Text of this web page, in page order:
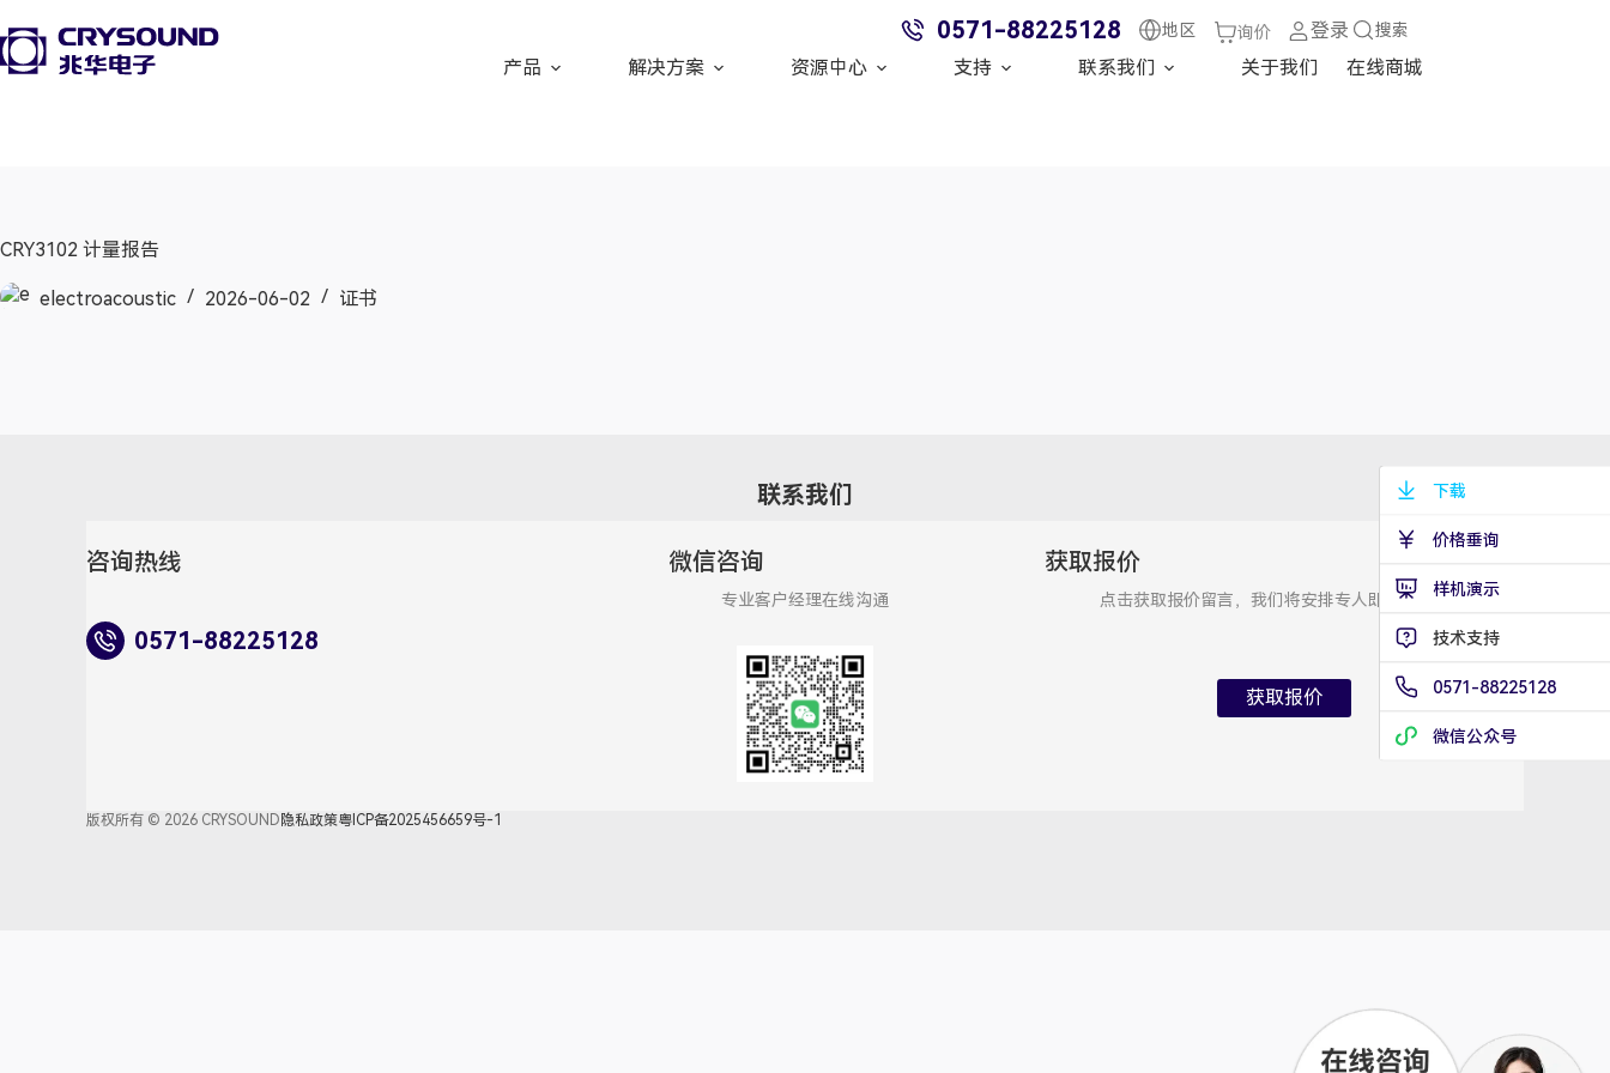
0571-88225128 地区 询价 登录 搜索
产品 解决方案 资源中心 支持 联系我们 关于我们 在线商城
CRY3102 计量报告
electroacoustic 2026-06-02 证书
联系我们
咨询热线
0571-88225128
微信咨询
专业客户经理在线沟通
获取报价
点击获取报价留言，我们将安排专人即刻与您联系
获取报价
版权所有 © 2026 CRYSOUND 隐私政策粤ICP备2025456659号-1
下载
价格垂询
样机演示
技术支持
0571-88225128
微信公众号